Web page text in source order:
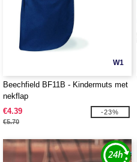
W1
Beechfield BF11B - Kindermuts met
nekflap
€4.39
€5.70
-23%